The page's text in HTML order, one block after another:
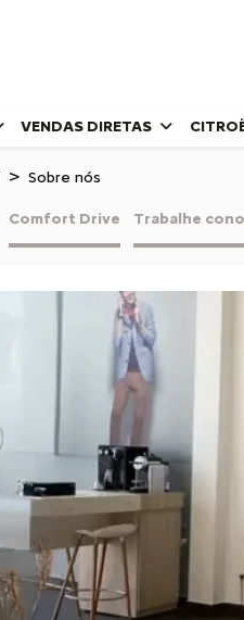
VENDAS DIRETAS
Sobre nós
Comfort Drive Trabalhe